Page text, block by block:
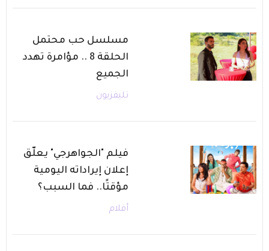
مسلسل حب محتمل
الحلقة 8 .. مؤامرة تهدد
الجميع
تليفزيون
فيلم "الجواهرجي" يعلّق
إعلان إيراداته اليومية
مؤقتًا.. فما السبب؟
أفلام